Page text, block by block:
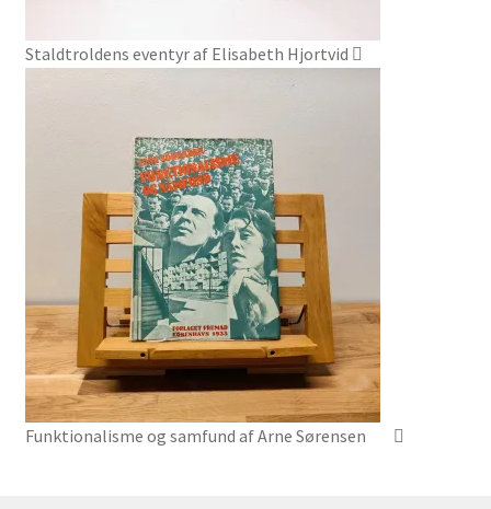
Staldtroldens eventyr af Elisabeth Hjortvid
Funktionalisme og samfund af Arne Sørensen